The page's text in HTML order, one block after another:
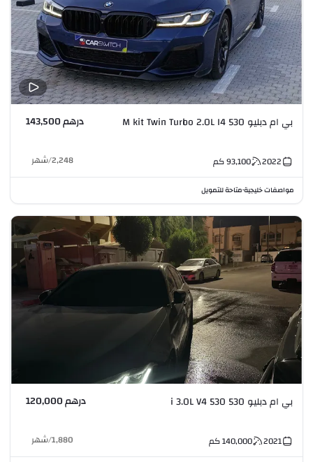
بي ام دبليو 530 M kit Twin Turbo 2.0L I4 درهم 143,500
2022
93,100كم 2,248
/شهر
مواصفات خليجية•متاحة للتمويل
بي ام دبليو 530 530 i 3.0L V4 درهم 120,000
2021
140,000كم 1,880
/شهر